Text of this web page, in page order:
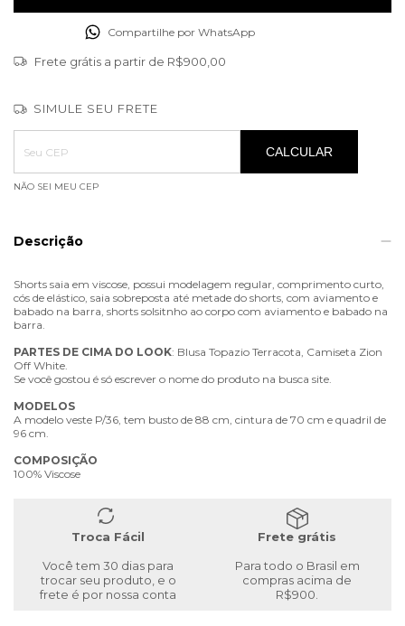
Compartilhe por WhatsApp
Frete grátis a partir de R$900,00
SIMULE SEU FRETE
Entregas para o CEP:
ALTERAR CEP
CALCULAR
NÃO SEI MEU CEP
Descrição
Shorts saia em viscose, possui modelagem regular, comprimento curto,
cós de elástico, saia sobreposta até metade do shorts, com aviamento e
babado na barra, shorts solsitnho ao corpo com aviamento e babado na
barra.
PARTES DE CIMA DO LOOK: Blusa Topazio Terracota, Camiseta Zion
Off White.
Se você gostou é só escrever o nome do produto na busca site.
MODELOS
A modelo veste P/36, tem busto de 88 cm, cintura de 70 cm e quadril de
96 cm.
COMPOSIÇÃO
100% Viscose
Troca Fácil
Você tem 30 dias para
trocar seu produto, e o
frete é por nossa conta
Frete grátis
Para todo o Brasil em
compras acima de
R$900.